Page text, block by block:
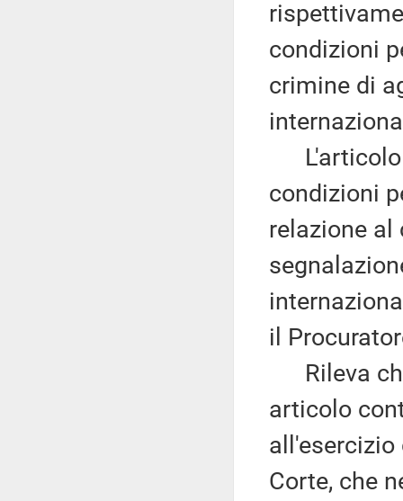
condizioni
crimine di
L'articolo
condizioni
relazione al
il
Rileva
articolo
Corte, che